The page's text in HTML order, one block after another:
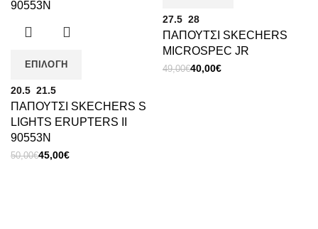
ΕΠΙΛΟΓΉ
20.5 21.5
ΠΑΠΟΥΤΣΙ SKECHERS S
LIGHTS ERUPTERS II
90553Ν
50,00€Original
45,00€Η
27.5 28
ΠΑΠΟΥΤΣΙ SKECHERS
MICROSPEC JR
49,00€Original
40,00€Η